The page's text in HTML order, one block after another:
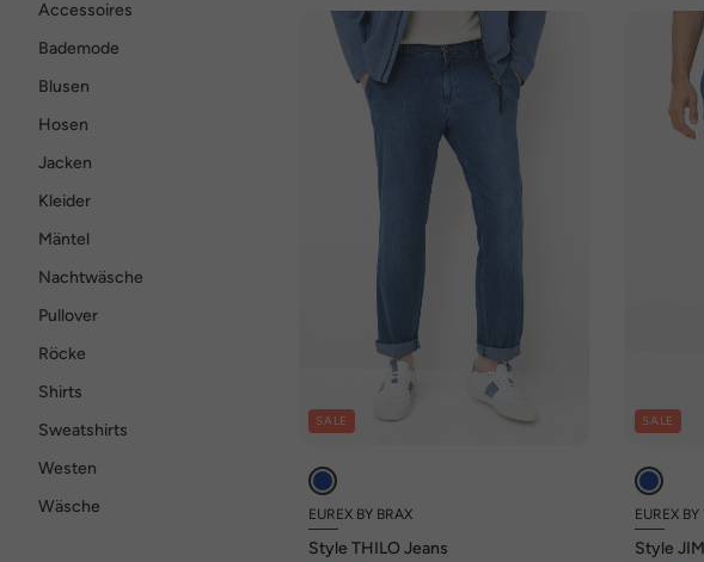
Accessoires
Bademode
Blusen
Hosen
Jacken
Kleider
Mäntel
Nachtwäsche
Pullover
Röcke
Shirts
Sweatshirts
Westen
Wäsche
SALE
EUREX BY BRAX
Style THILO Jeans
SALE
EUREX BY
Style